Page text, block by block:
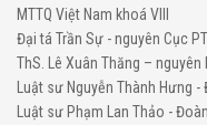
MTTQ Việt Nam khoá VIII
Đại tá Trần Sự - nguyên Cục
ThS. Lê Xuân Thăng – nguyên
Luật sư Nguyễn Thành Hưng
Luật sư Phạm Lan Thảo -